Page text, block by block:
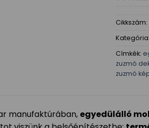
Cikkszám:
Kategória:
Címkék:
zuzmó
zuzmó
manufaktúrában, egyedülálló